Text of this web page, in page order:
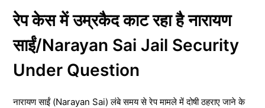
रेप केस में उम्रकैद काट रहा है नारायण
साईं/Narayan Sai Jail Security
Under Question
नारायण साईं (Narayan Sai) लंबे समय से रेप मामले में दोषी ठहराए जाने के